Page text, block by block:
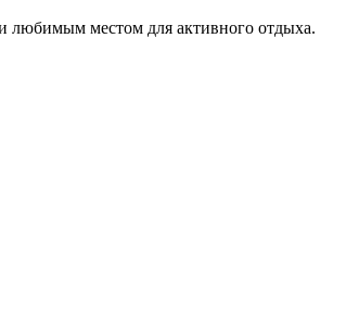
любимым местом для активного отдыха.